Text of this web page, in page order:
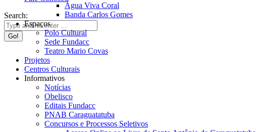
Search:
Água Viva Coral
Banda Carlos Gomes
Espaços
Polo Cultural
Sede Fundacc
Teatro Mario Covas
Projetos
Centros Culturais
Informativos
Notícias
Obelisco
Editais Fundacc
PNAB Caraguatatuba
Concursos e Processos Seletivos